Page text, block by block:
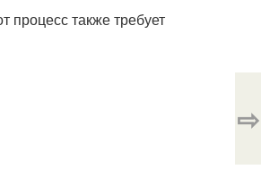
процесс также требует
⇨